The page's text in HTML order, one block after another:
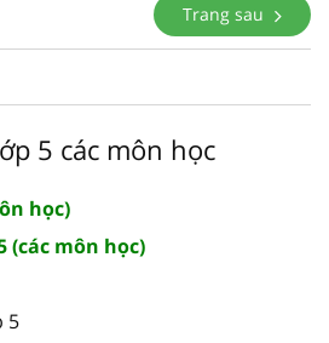
Trang sau
5 các môn học
học)
(các môn học)
5